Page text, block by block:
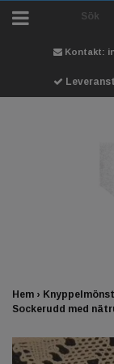
Kontakt:
Hem ›
Sockerudd med